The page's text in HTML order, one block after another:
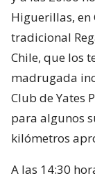
Higuerillas, en
tradicional
Chile, que los
madrugada
Club de Yates
para algunos
kilómetros
A las 14:30